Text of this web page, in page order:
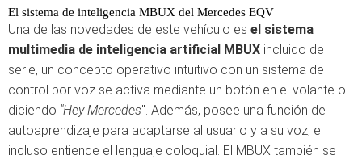
El sistema de inteligencia MBUX del Mercedes EQV
Una de las novedades de este vehículo es el sistema
multimedia de inteligencia artificial MBUX incluido de
serie, un concepto operativo intuitivo con un sistema de
control por voz se activa mediante un botón en el volante o
diciendo "Hey Mercedes". Además, posee una función de
autoaprendizaje para adaptarse al usuario y a su voz, e
incluso entiende el lenguaje coloquial. El MBUX también se